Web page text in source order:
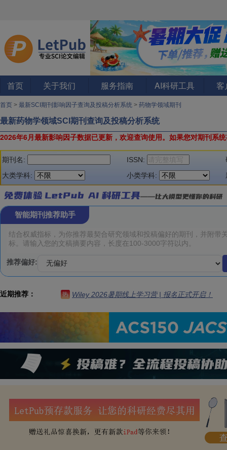
首页 关于我们 服务指南 AI科研工具 客
首页 > 最新SCI期刊影响因子查询及投稿分析系统 > 药物学领域期刊
最新药物学领域SCI期刊查询及投稿分析系统
2026年6月最新影响因子数据已更新，欢迎查询使用。 如果您对期刊系
期刊名: ISSN:
大类学科:
小类学科:
智能期刊推荐助手
推荐偏好:
近期推荐： 热 Wiley 2026暑期线上学习营 | 报名正式开启！